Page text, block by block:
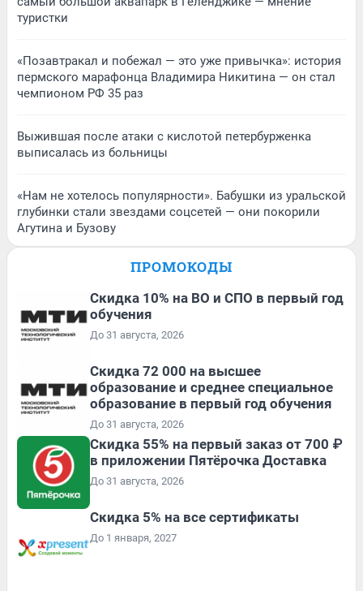
туристки
«Позавтракал и побежал — это уже привычка»: история
пермского марафонца Владимира Никитина — он стал
чемпионом РФ 35 раз
Выжившая после атаки с кислотой петербурженка
выписалась из больницы
«Нам не хотелось популярности». Бабушки из уральской
глубинки стали звездами соцсетей — они покорили
Агутина и Бузову
ПРОМОКОДЫ
Скидка 10% на ВО и СПО в первый год
обучения
До 31 августа, 2026
Скидка 72 000 на высшее
образование и среднее специальное
образование в первый год обучения
До 31 августа, 2026
Скидка 55% на первый заказ от 700 ₽
в приложении Пятёрочка Доставка
До 31 августа, 2026
Скидка 5% на все сертификаты
До 1 января, 2027